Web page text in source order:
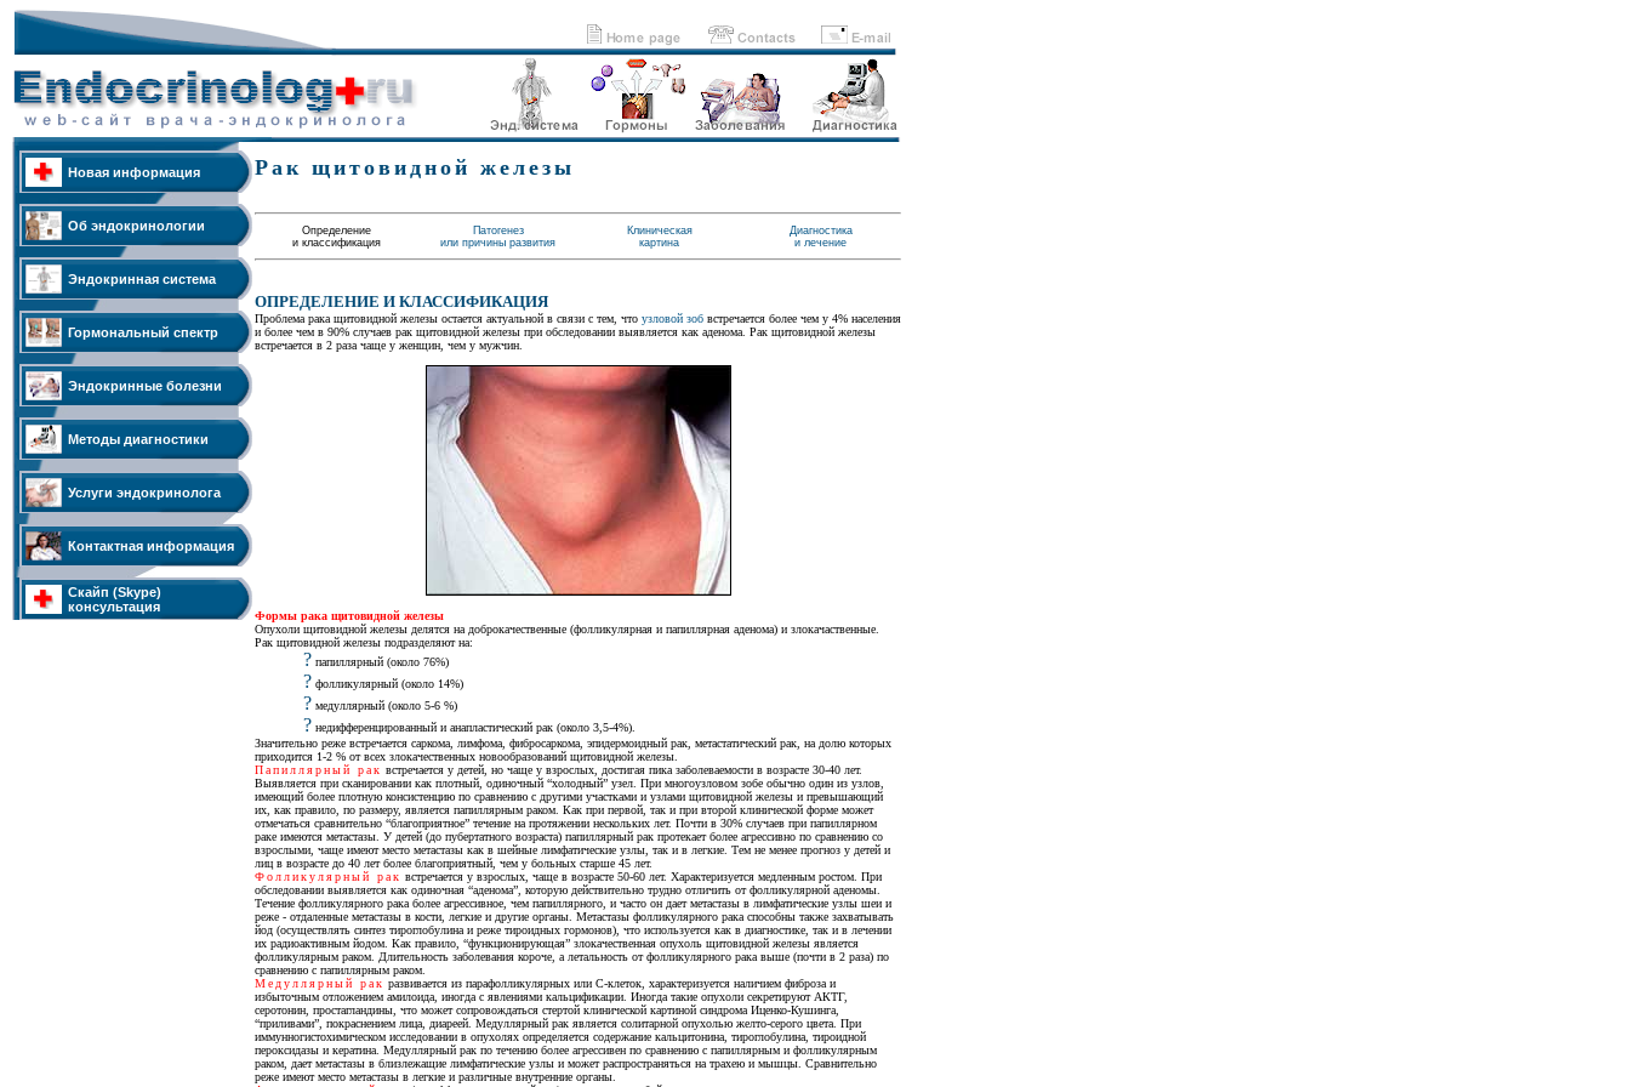
Новая информация
Об эндокринологии
Эндокринная система
Гормональный спектр
Эндокринные болезни
Методы диагностики
Услуги эндокринолога
Контактная информация
Скайп (Skype)
консультация
Рак щитовидной железы
Определение
и классификация
Патогенез
или причины развития
Клиническая
картина
Диагностика
и лечение
ОПРЕДЕЛЕНИЕ И КЛАССИФИКАЦИЯ
Проблема рака щитовидной железы остается актуальной в связи с тем, что узловой зоб встречается более чем у 4% населения
и более чем в 90% случаев рак щитовидной железы при обследовании выявляется как аденома. Рак щитовидной железы
встречается в 2 раза чаще у женщин, чем у мужчин.
Формы рака щитовидной железы
Опухоли щитовидной железы делятся на доброкачественные (фолликулярная и папиллярная аденома) и злокачаственные.
Рак щитовидной железы подразделяют на:
? папиллярный (около 76%)
? фолликулярный (около 14%)
? медуллярный (около 5-6 %)
? недифференцированный и анапластический рак (около 3,5-4%).
Значительно реже встречается саркома, лимфома, фибросаркома, эпидермоидный рак, метастатический рак, на долю которых
приходится 1-2 % от всех злокачественных новообразований щитовидной железы.
Папиллярный рак встречается у детей, но чаще у взрослых, достигая пика заболеваемости в возрасте 30-40 лет.
Выявляется при сканировании как плотный, одиночный “холодный” узел. При многоузловом зобе обычно один из узлов,
имеющий более плотную консистенцию по сравнению с другими участками и узлами щитовидной железы и превышающий
их, как правило, по размеру, является папиллярным раком. Как при первой, так и при второй клинической форме может
отмечаться сравнительно “благоприятное” течение на протяжении нескольких лет. Почти в 30% случаев при папиллярном
раке имеются метастазы. У детей (до пубертатного возраста) папиллярный рак протекает более агрессивно по сравнению со
взрослыми, чаще имеют место метастазы как в шейные лимфатические узлы, так и в легкие. Тем не менее прогноз у детей и
лиц в возрасте до 40 лет более благоприятный, чем у больных старше 45 лет.
Фолликулярный рак встречается у взрослых, чаще в возрасте 50-60 лет. Характеризуется медленным ростом. При
обследовании выявляется как одиночная “аденома”, которую действительно трудно отличить от фолликулярной аденомы.
Течение фолликулярного рака более агрессивное, чем папиллярного, и часто он дает метастазы в лимфатические узлы шеи и
реже - отдаленные метастазы в кости, легкие и другие органы. Метастазы фолликулярного рака способны также захватывать
йод (осуществлять синтез тироглобулина и реже тироидных гормонов), что используется как в диагностике, так и в лечении
их радиоактивным йодом. Как правило, “функционирующая” злокачественная опухоль щитовидной железы является
фолликулярным раком. Длительность заболевания короче, а летальность от фолликулярного рака выше (почти в 2 раза) по
сравнению с папиллярным раком.
Медуллярный рак развивается из парафолликулярных или С-клеток, характеризуется наличием фиброза и
избыточным отложением амилоида, иногда с явлениями кальцификации. Иногда такие опухоли секретируют АКТГ,
серотонин, простагландины, что может сопровождаться стертой клинической картиной синдрома Иценко-Кушинга,
“приливами”, покраснением лица, диареей. Медуллярный рак является солитарной опухолью желто-серого цвета. При
иммунногистохимическом исследовании в опухолях определяется содержание кальцитонина, тироглобулина, тироидной
пероксидазы и кератина. Медуллярный рак по течению более агрессивен по сравнению с папиллярным и фолликулярным
раком, дает метастазы в близлежащие лимфатические узлы и может распространяться на трахею и мышцы. Сравнительно
реже имеют место метастазы в легкие и различные внутренние органы.